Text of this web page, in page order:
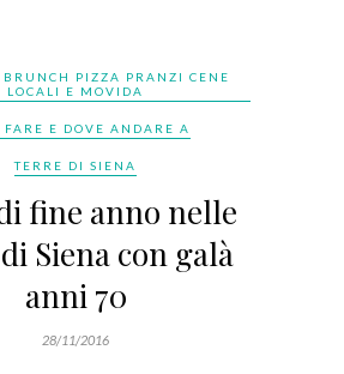
PIZZA PRANZI CENE
LOCALI E MOVIDA
FARE E DOVE ANDARE A
TERRE DI SIENA
fine anno nelle
Siena con galà
anni 70
28/11/2016